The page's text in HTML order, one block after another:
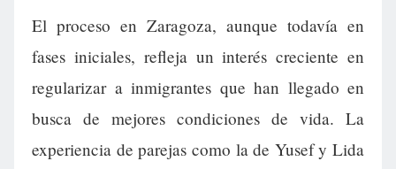
El proceso en Zaragoza, aunque todavía en
fases iniciales, refleja un interés creciente en
regularizar a inmigrantes que han llegado en
busca de mejores condiciones de vida. La
experiencia de parejas como la de Yusef y Lida